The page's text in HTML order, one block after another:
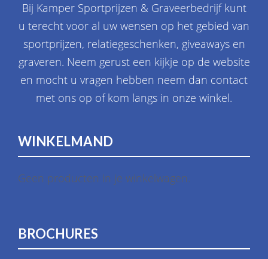
Bij Kamper Sportprijzen & Graveerbedrijf kunt
u terecht voor al uw wensen op het gebied van
sportprijzen, relatiegeschenken, giveaways en
graveren. Neem gerust een kijkje op de website
en mocht u vragen hebben neem dan contact
met ons op of kom langs in onze winkel.
WINKELMAND
Geen producten in je winkelwagen.
BROCHURES